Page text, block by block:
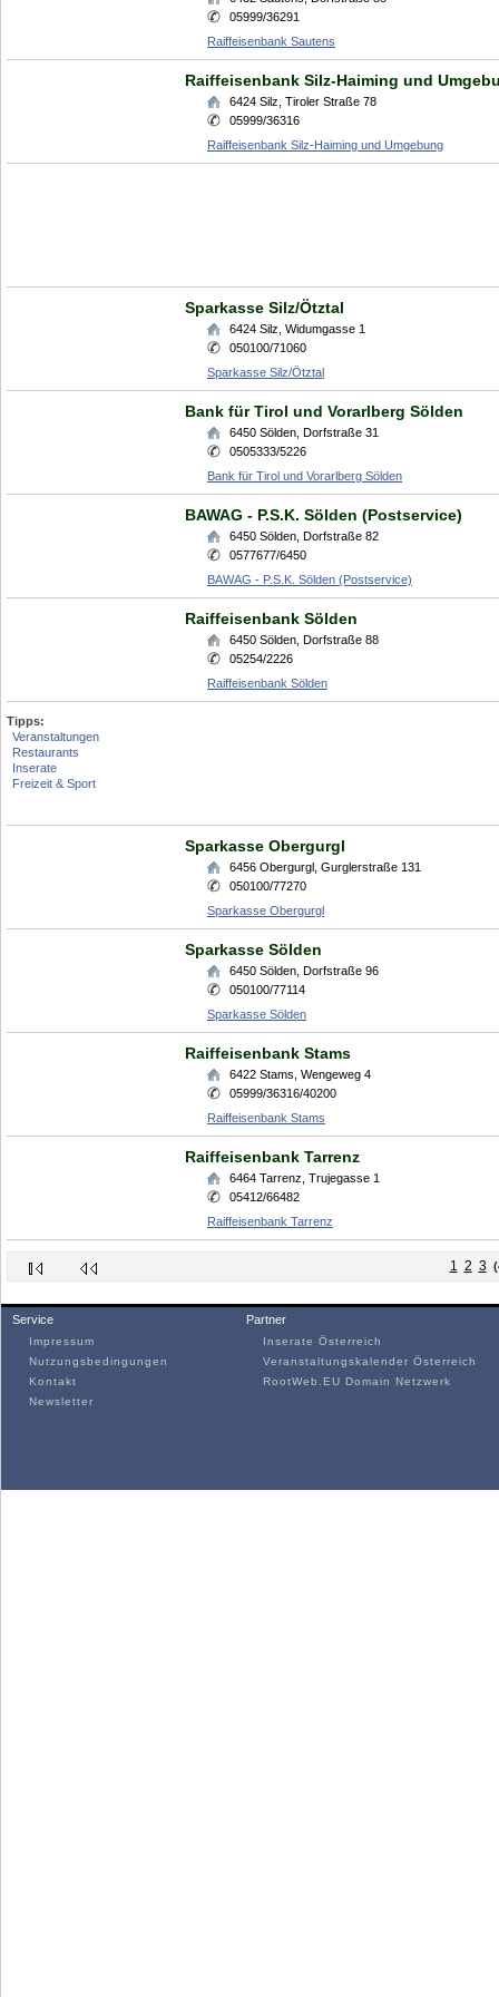
05999/36291
Raiffeisenbank Sautens
Raiffeisenbank Silz-Haiming und
6424 Silz Tiroler Straße 78
05999/36316
Raiffeisenbank Silz-Haiming und Umgebung
Sparkasse Silz/Ötztal
6424 Silz Widumgasse 1
050100/71060
Sparkasse Silz/Ötztal
Bank für Tirol und Vorarlberg Sölden
6450 Sölden Dorfstraße 31
0505333/5226
Bank für Tirol und Vorarlberg Sölden
BAWAG - P.S.K. Sölden (Postservice)
6450 Sölden Dorfstraße 82
0577677/6450
BAWAG - P.S.K. Sölden (Postservice)
Raiffeisenbank Sölden
6450 Sölden Dorfstraße 88
05254/2226
Raiffeisenbank Sölden
Tipps:
Veranstaltungen
Restaurants
Inserate
Freizeit & Sport
Sparkasse Obergurgl
6456 Obergurgl Gurglerstraße 131
050100/77270
Sparkasse Obergurgl
Sparkasse Sölden
6450 Sölden Dorfstraße 96
050100/77114
Sparkasse Sölden
Raiffeisenbank Stams
6422 Stams Wengeweg 4
05999/36316/40200
Raiffeisenbank Stams
Raiffeisenbank Tarrenz
6464 Tarrenz Trujegasse 1
05412/66482
Raiffeisenbank Tarrenz
1 2 3
Service
Impressum
Nutzungsbedingungen
Kontakt
Newsletter
Partner
Inserate Österreich
Veranstaltungskalender Österreich
RootWeb.EU Domain Netzwerk